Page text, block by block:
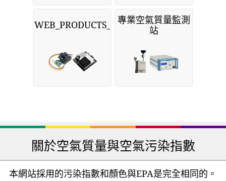
WEB_PRODUCTS_SENSORS專業空氣質量監測
站
關於空氣質量與空氣污染指數
本網站採用的污染指數和顏色與EPA是完全相同的。